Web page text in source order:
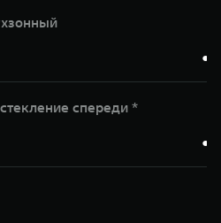
●
спереди *
●